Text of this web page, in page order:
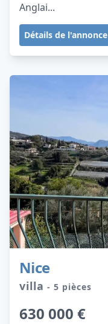
Anglai...
Détails de l'annonce
Nice
villa- 5 pièces
630 000 €